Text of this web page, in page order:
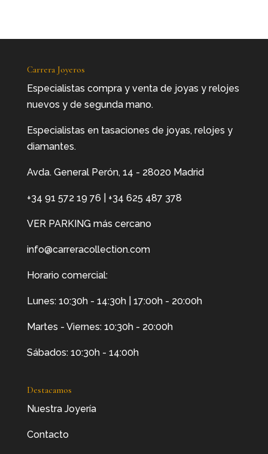
Carrera Joyeros
Especialistas compra y venta de joyas y relojes
nuevos y de segunda mano.
Especialistas en tasaciones de joyas, relojes y
diamantes.
Avda. General Perón, 14 - 28020 Madrid
+34 91 572 19 76 +34 625 487 378
VER PARKING más cercano
info@carreracollection.com
Horario comercial:
Lunes: 10:30h - 14:30h | 17:00h - 20:00h
Martes - Viernes: 10:30h - 20:00h
Sábados: 10:30h - 14:00h
Destacamos
Nuestra Joyería
Contacto